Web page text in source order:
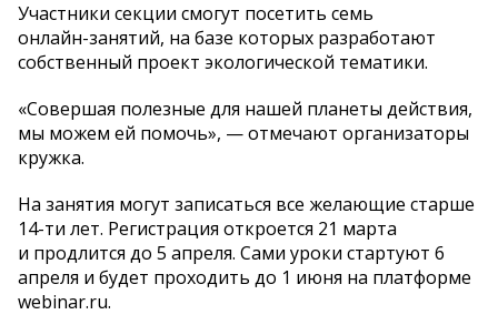
Участники секции смогут посетить семь
онлайн-занятий, на базе которых разработают
собственный проект экологической тематики.
«Совершая полезные для нашей планеты действия,
мы можем ей помочь», —отмечают организаторы
кружка.
На занятия могут записаться все желающие старше
14-ти лет. Регистрация откроется 21 марта
и продлится до 5 апреля. Сами уроки стартуют 6
апреля и будет проходить до 1 июня на платформе
webinar.ru.